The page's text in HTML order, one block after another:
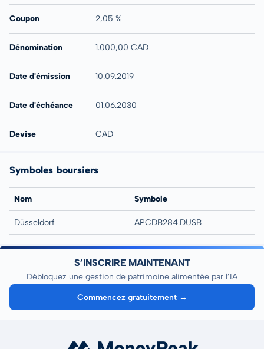
Coupon 2,05 %
Dénomination 1.000,00 CAD
Date d'émission 10.09.2019
Date d'échéance 01.06.2030
Devise CAD
Symboles boursiers
Nom Symbole
Düsseldorf APCDB284.DUSB
S’INSCRIRE MAINTENANT
Débloquez une gestion de patrimoine alimentée par l’IA
Commencez gratuitement →